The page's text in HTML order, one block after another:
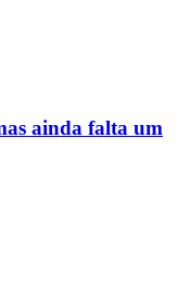
ainda falta um